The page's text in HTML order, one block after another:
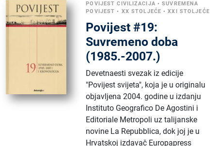
POVIJEST CIVILIZACIJA •SUVREMENA
POVIJEST • XX STOLJEĆE •XXI STOLJEĆE
Povijest #19:
Suvremeno doba
(1985.-2007.)
Devetnaesti svezak iz edicije
"Povijest svijeta", koja je u originalu
objavljena 2004. godine u izdanju
Instituto Geografico De Agostini i
Editoriale Metropoli uz talijanske
novine La Repubblica, dok joj je u
Hrvatskoj izdavač Europapress